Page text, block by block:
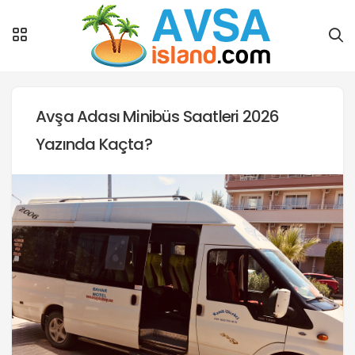
Avşa Adası Minibüs Saatleri 2026
Yazında Kaçta?